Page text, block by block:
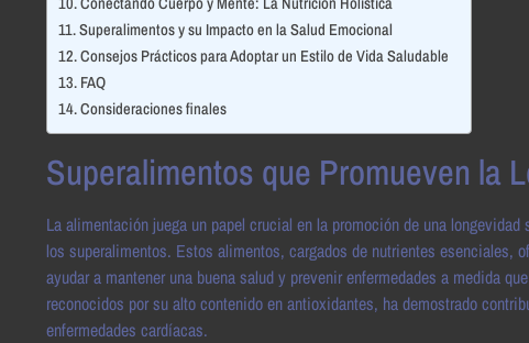
Superalimentos y su Impacto en la Salud Emocional
Consejos Prácticos para Adoptar un Estilo de Vida Saludable
FAQ
Consideraciones finales
Superalimentos que Promueven la
La alimentación juega un papel crucial en la promoción de una
los superalimentos. Estos alimentos, cargados de nutrientes esenciales,
ayudar a mantener una buena salud y prevenir enfermedades a medida
reconocidos por su alto contenido en antioxidantes, ha demostrado
enfermedades cardíacas.